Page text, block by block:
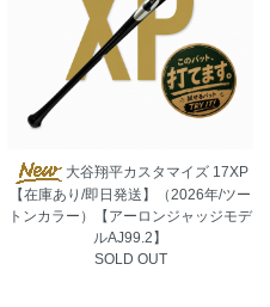
大谷翔平カスタマイズ 17XP
【在庫あり/即日発送】（2026年/ツー
トンカラー）【アーロンジャッジモデ
ルAJ99.2】
SOLD OUT